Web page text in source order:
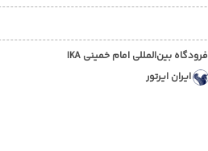
فرودگاه بین‌المللی امام خمینی IKA
ایران ایرتور